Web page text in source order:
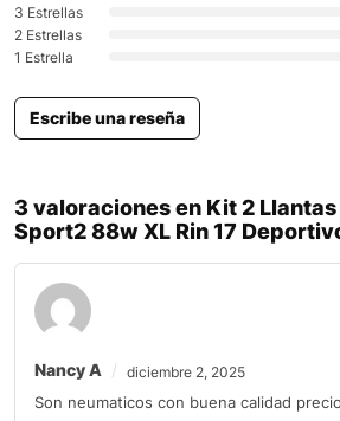
3 Estrellas
2 Estrellas
1 Estrella
Escribe una reseña
3 valoraciones en Kit 2
Sport2 88w XL Rin 17
Nancy A diciembre 2, 2025
Son neumaticos con buena calidad